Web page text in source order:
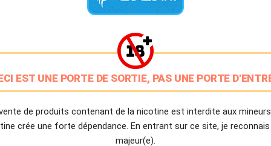
EST UNE PORTE DE SORTIE, PAS UNE PORTE
de produits contenant de la nicotine est interdite aux
crée une forte dépendance. En entrant sur ce site, je
majeur(e).
PG/VG: 30/70
Avis client de Ciga.fr
Livraison Offerte
Expédition Immédiate
Commande passée avant 14h